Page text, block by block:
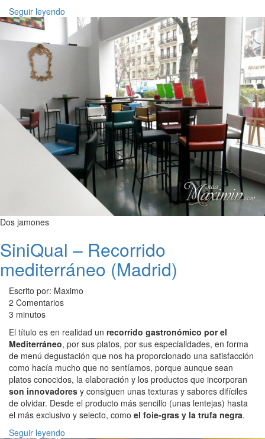
Seguir leyendo
Dos jamones
SiniQual – Recorrido
mediterráneo (Madrid)
Escrito por: Maximo
2 Comentarios
3 minutos
El título es en realidad un recorrido gastronómico por el
Mediterráneo, por sus platos, por sus especialidades, en forma
de menú degustación que nos ha proporcionado una satisfacción
como hacía mucho que no sentíamos, porque aunque sean
platos conocidos, la elaboración y los productos que incorporan
son innovadores y consiguen unas texturas y sabores difíciles
de olvidar. Desde el producto más sencillo (unas lentejas) hasta
el más exclusivo y selecto, como el foie-gras y la trufa negra.
Seguir leyendo